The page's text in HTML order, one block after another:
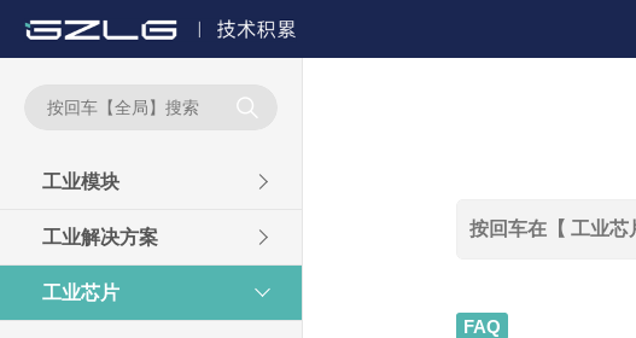

工业模块
工业解决方案
工业芯片
FAQ